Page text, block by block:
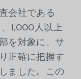
会社である
1,000人以上
を対象に、サ
正確に把握す
ました。この